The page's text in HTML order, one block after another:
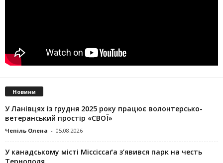
Новини
У Ланівцях із грудня 2025 року працює волонтерсько-
ветеранський простір «СВОЇ»
Чепіль Олена - 05.08.2026
У канадському місті Міссіссаґа з’явився парк на честь